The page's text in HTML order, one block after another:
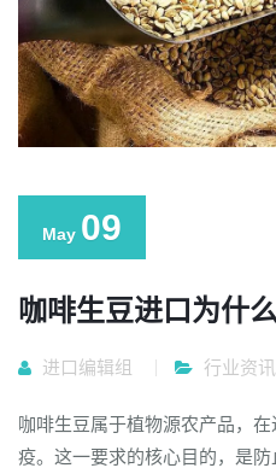
May 09
咖啡生豆进口为什
进口编辑组 行业资讯
咖啡生豆属于植物源农产品，
疫。这一要求的核心目的，是